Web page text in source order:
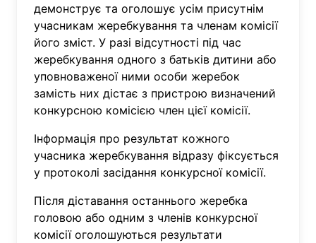
демонструє та оголошує усім присутнім
учасникам жеребкування та членам комісії
його зміст. У разі відсутності під час
жеребкування одного з батьків дитини або
уповноваженої ними особи жеребок
замість них дістає з пристрою визначений
конкурсною комісією член цієї комісії.
Інформація про результат кожного
учасника жеребкування відразу фіксується
у протоколі засідання конкурсної комісії.
Після діставання останнього жеребка
головою або одним з членів конкурсної
комісії оголошуються результати